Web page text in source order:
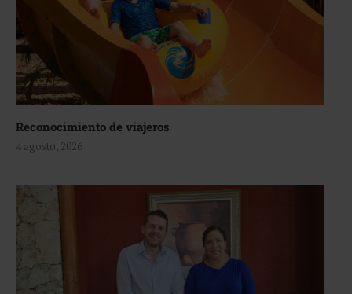
Reconocimiento de viajeros
4 agosto, 2026